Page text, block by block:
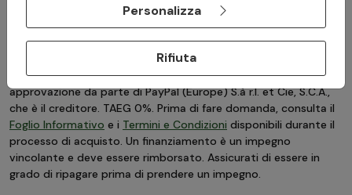
Messaggio pubblicitario con finalità promozionale.Paga in 3
rate senza interessi è disponibile solo per acquisti idonei da €
30,00 a € 2.000,00. L'idoneità a Paga in 3 rate è soggetta ad
approvazione da parte di PayPal (Europe) S.à r.l. et Cie, S.C.A.,
che è il creditore. TAEG 0%. Prima di fare domanda, consulta il
Foglio Informativo e i Termini e Condizioni disponibili durante il
processo di acquisto. Un finanziamento è un impegno
vincolante e deve essere rimborsato. Assicurati di essere in
grado di ripagare prima di prendere un impegno.
Personalizza
Rifiuta